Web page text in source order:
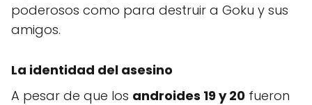
poderosos como para destruir a Goku y sus
amigos.
La identidad del asesino
A pesar de que los androides 19 y 20 fueron